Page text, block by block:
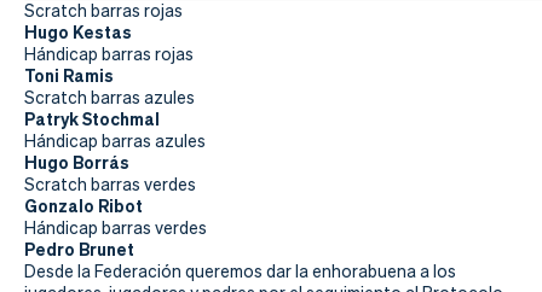
Scratch barras rojas
Hugo Kestas
Hándicap barras rojas
Toni Ramis
Scratch barras azules
Patryk Stochmal
Hándicap barras azules
Hugo Borrás
Scratch barras verdes
Gonzalo Ribot
Hándicap barras verdes
Pedro Brunet
Desde la Federación queremos dar la enhorabuena a los